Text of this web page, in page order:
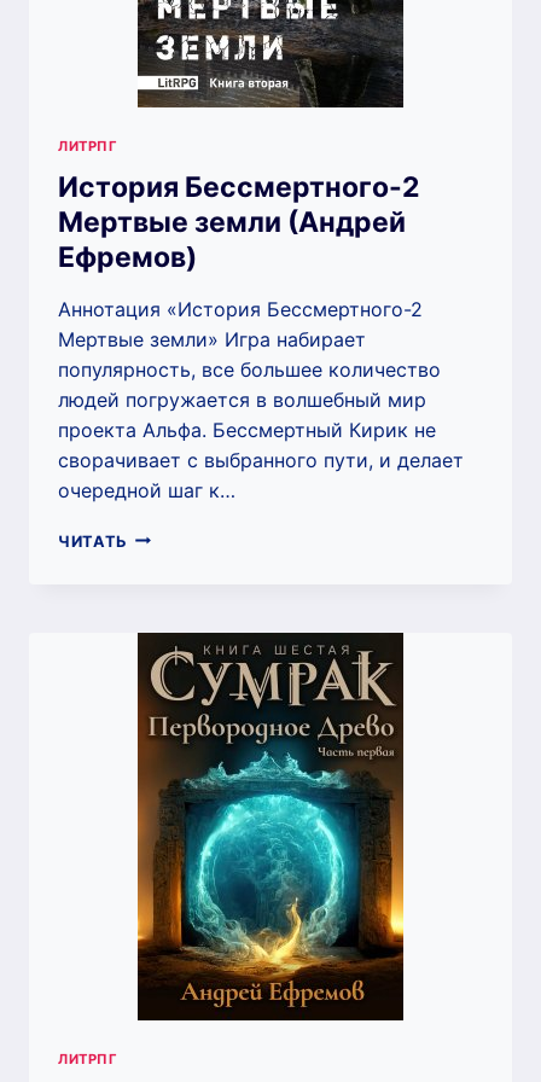
ЛИТРПГ
История Бессмертного-2
Мертвые земли (Андрей
Ефремов)
Аннотация «История Бессмертного-2
Мертвые земли» Игра набирает
популярность, все большее количество
людей погружается в волшебный мир
проекта Альфа. Бессмертный Кирик не
сворачивает с выбранного пути, и делает
очередной шаг к…
ЧИТАТЬ ИСТОРИЯ
(АНДРЕЙ
ЕФРЕМОВ)
ЛИТРПГ